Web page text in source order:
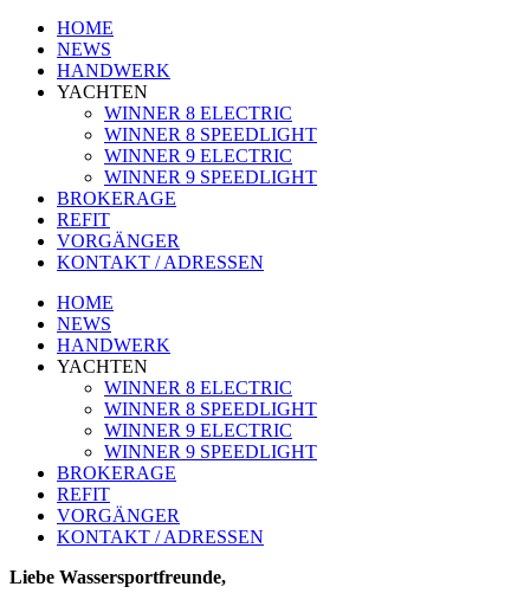
HOME
NEWS
HANDWERK
YACHTEN
WINNER 8 ELECTRIC
WINNER 8 SPEEDLIGHT
WINNER 9 ELECTRIC
WINNER 9 SPEEDLIGHT
BROKERAGE
REFIT
VORGÄNGER
KONTAKT / ADRESSEN
HOME
NEWS
HANDWERK
YACHTEN
WINNER 8 ELECTRIC
WINNER 8 SPEEDLIGHT
WINNER 9 ELECTRIC
WINNER 9 SPEEDLIGHT
BROKERAGE
REFIT
VORGÄNGER
KONTAKT / ADRESSEN
Liebe Wassersportfreunde,